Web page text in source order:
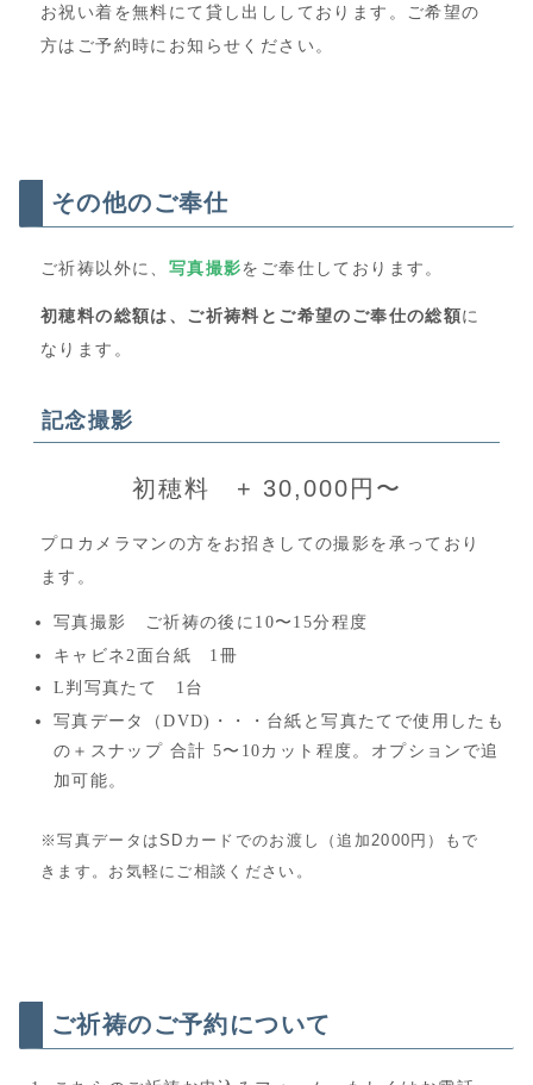
お祝い着を無料にて貸し出ししております。ご希望の
方はご予約時にお知らせください。
その他のご奉仕
ご祈祷以外に、 写真撮影をご奉仕しております。
初穂料の総額は、ご祈祷料とご希望のご奉仕の総額に
なります。
記念撮影
初穂料 + 30,000円〜
プロカメラマンの方をお招きしての撮影を承っており
ます。
写真撮影 ご祈祷の後に10〜15分程度
キャビネ2面台紙 1冊
L判写真たて 1台
写真データ（DVD)・・・台紙と写真たてで使用したも
の＋スナップ 合計 5〜10カット程度。オプションで追
加可能。
※写真データはSDカードでのお渡し（追加2000円）もで
きます。お気軽にご相談ください。
ご祈祷のご予約について